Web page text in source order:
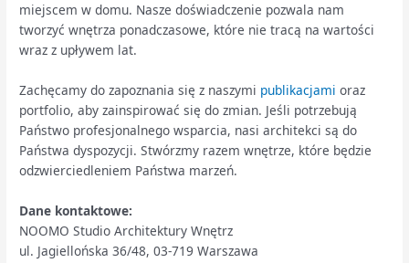
miejscem w domu. Nasze doświadczenie pozwala nam
tworzyć wnętrza ponadczasowe, które nie tracą na wartości
wraz z upływem lat.
Zachęcamy do zapoznania się z naszymi publikacjami oraz
portfolio, aby zainspirować się do zmian. Jeśli potrzebują
Państwo profesjonalnego wsparcia, nasi architekci są do
Państwa dyspozycji. Stwórzmy razem wnętrze, które będzie
odzwierciedleniem Państwa marzeń.
Dane kontaktowe:
NOOMO Studio Architektury Wnętrz
ul. Jagiellońska 36/48, 03-719 Warszawa